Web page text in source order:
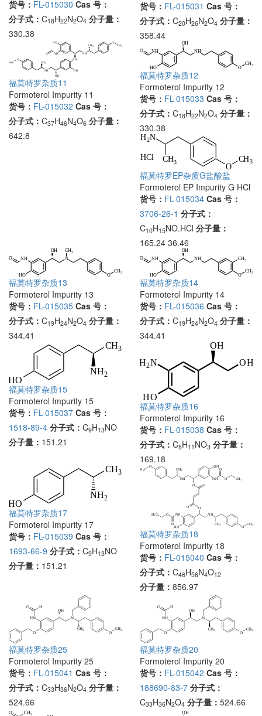
货号： FL-015030 Cas 号：
分子式： C18H22N2O4 分子量：
330.38
货号： FL-015031 Cas 号：
分子式： C20H26N2O4 分子量：
358.44
福莫特罗杂质11
Formoterol Impurity 11
货号： FL-015032 Cas 号：
分子式： C37H46N4O6 分子量：
642.8
福莫特罗杂质12
Formoterol Impurity 12
货号： FL-015033 Cas 号：
分子式： C18H22N2O4 分子量：
330.38
福莫特罗EP杂质G盐酸盐
Formoterol EP Impurity G HCl
货号： FL-015034 Cas 号：
3706-26-1 分子式：
C10H15NO.HCl 分子量：
165.24 36.46
福莫特罗杂质13
Formoterol Impurity 13
货号： FL-015035 Cas 号：
分子式： C19H24N2O4 分子量：
344.41
福莫特罗杂质14
Formoterol Impurity 14
货号： FL-015036 Cas 号：
分子式： C19H24N2O4 分子量：
344.41
福莫特罗杂质15
Formoterol Impurity 15
货号： FL-015037 Cas 号：
1518-89-4 分子式： C9H13NO
分子量： 151.21
福莫特罗杂质16
Formoterol Impurity 16
货号： FL-015038 Cas 号：
分子式： C8H11 NO3 分子量：
169.18
福莫特罗杂质17
Formoterol Impurity 17
货号： FL-015039 Cas 号：
1693-66-9 分子式： C9H13NO
分子量： 151.21
福莫特罗杂质18
Formoterol Impurity 18
货号： FL-015040 Cas 号：
分子式： C46H56N4O12
分子量： 856.97
福莫特罗杂质25
Formoterol Impurity 25
货号： FL-015041 Cas 号：
分子式： C33H36N2O4 分子量：
524.66
福莫特罗杂质20
Formoterol Impurity 20
货号： FL-015042 Cas 号：
188690-83-7 分子式：
C33H36N2O4 分子量： 524.66